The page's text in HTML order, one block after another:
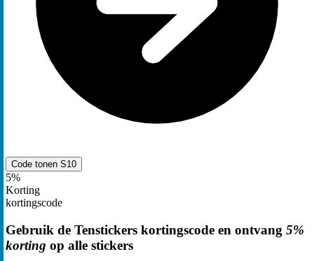
Code tonen S10
5%
Korting
kortingscode
Gebruik de Tenstickers kortingscode en ontvang 5%
korting op alle stickers